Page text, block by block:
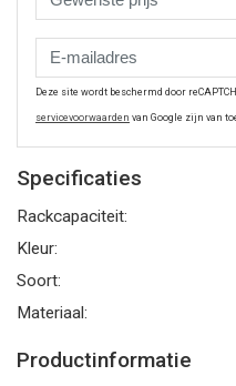
Deze site wordt beschermd door
servicevoorwaarden van Google zijn van
Specificaties
Rackcapaciteit:
Kleur:
Soort:
Materiaal:
Productinformatie